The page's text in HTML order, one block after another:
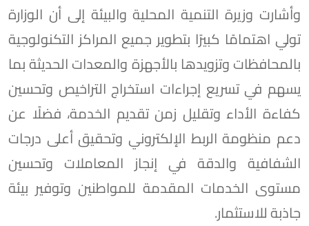
وأشارت وزيرة التنمية المحلية والبيئة إلى أن الوزارة
تولي اهتمامًا كبيرًا بتطوير جميع المراكز التكنولوجية
بالمحافظات وتزويدها بالأجهزة والمعدات الحديثة بما
يسهم في تسريع إجراءات استخراج التراخيص وتحسين
كفاءة الأداء وتقليل زمن تقديم الخدمة، فضلًا عن
دعم منظومة الربط الإلكتروني وتحقيق أعلى درجات
الشفافية والدقة في إنجاز المعاملات وتحسين
مستوى الخدمات المقدمة للمواطنين وتوفير بيئة
جاذبة للاستثمار.